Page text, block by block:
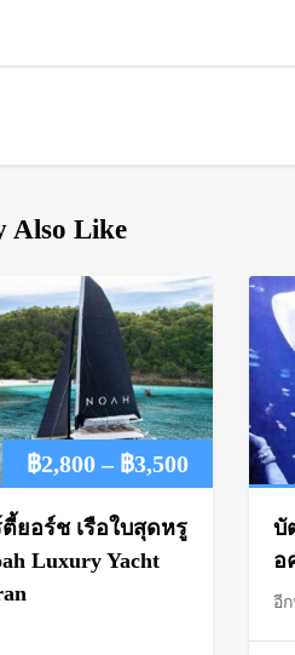
Also Like
฿2,800 – ฿3,500Price
ยอร์ช เรือใบสุดหรู
Luxury Yacht
บั
อ
อี